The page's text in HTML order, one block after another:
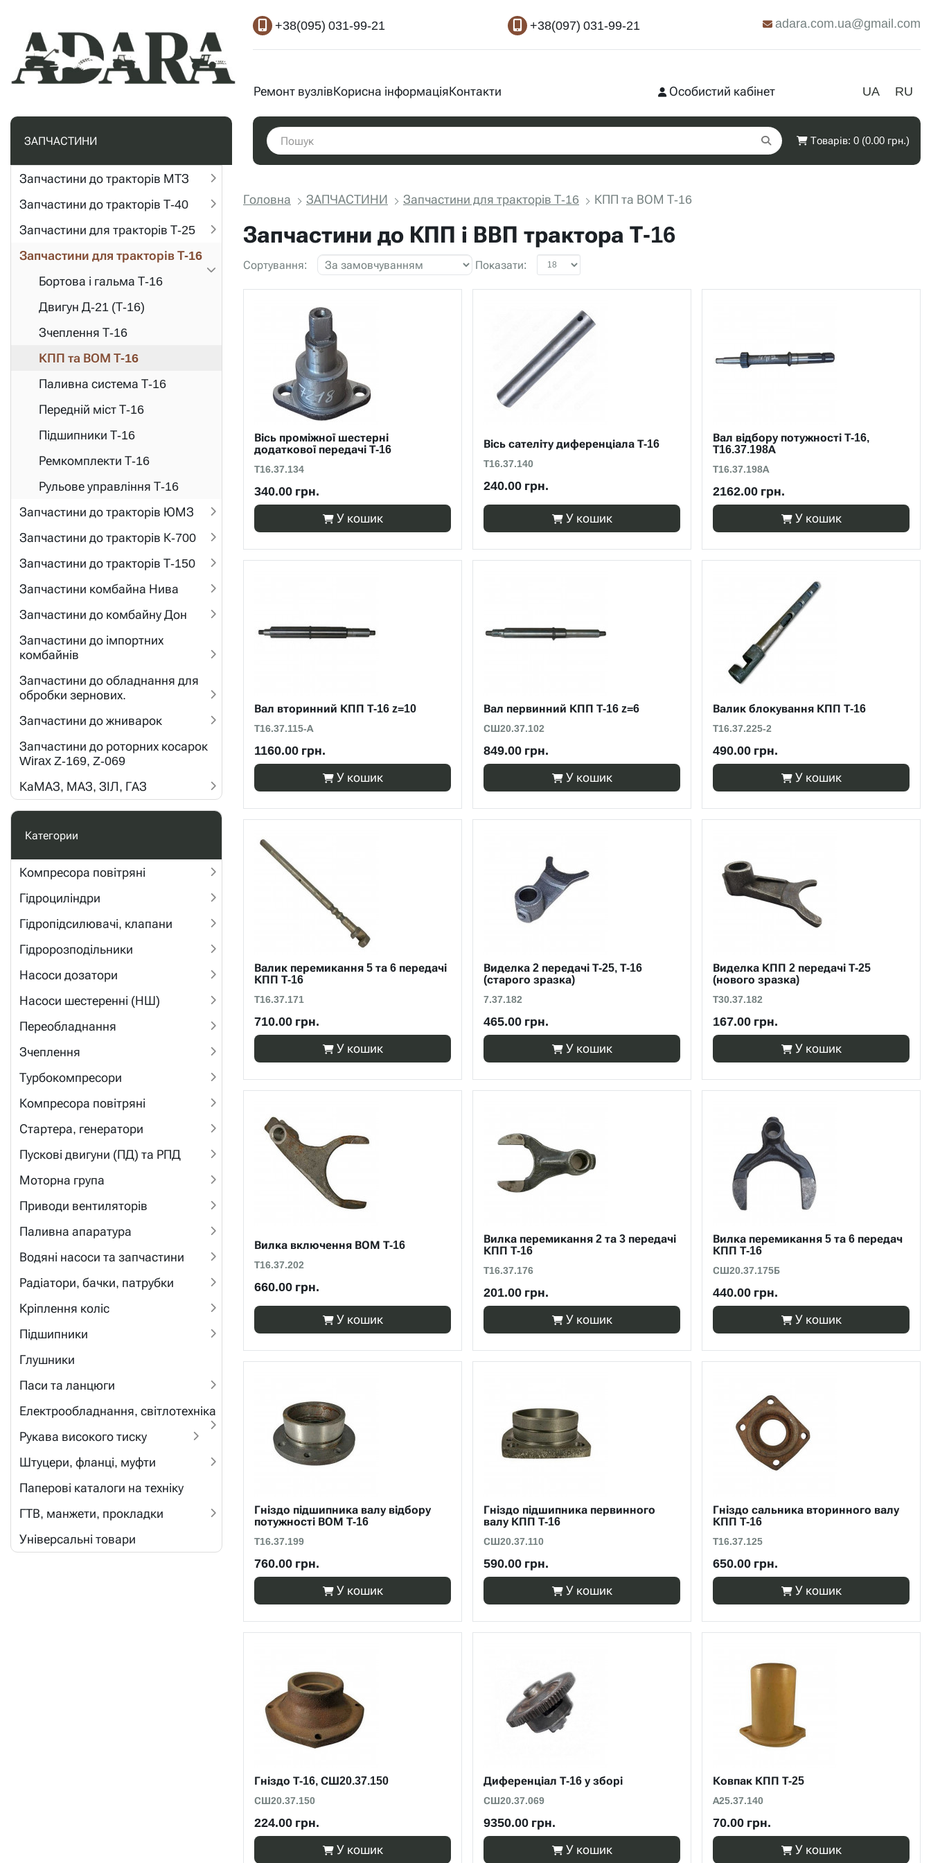
+38(095) 031-99-21 +38(097) 031-99-21 adara.com.ua@gmail.com
Ремонт вузлівКорисна інформаціяКонтакти UA RU
Особистий кабінет
ЗАПЧАСТИНИ Товарів: 0 (0.00 грн.)
Запчастини до тракторів МТЗ
Запчастини до тракторів Т-40
Запчастини для тракторів Т-25
Запчастини для тракторів Т-16
Бортова і гальма Т-16
Двигун Д-21 (Т-16)
Зчеплення Т-16
КПП та ВОМ Т-16
Паливна система Т-16
Передній міст Т-16
Підшипники Т-16
Ремкомплекти Т-16
Рульове управління Т-16
Запчастини до тракторів ЮМЗ
Запчастини до тракторів К-700
Запчастини до тракторів Т-150
Запчастини комбайна Нива
Запчастини до комбайну Дон
Запчастини до імпортних
комбайнів
Запчастини до обладнання для
обробки зернових.
Запчастини до жниварок
Запчастини до роторних косарок
Wirax Z-169, Z-069
КаМАЗ, МАЗ, ЗІЛ, ГАЗ
Категории
Компресора повітряні
Гідроциліндри
Гідропідсилювачі, клапани
Гідророзподільники
Насоси дозатори
Насоси шестеренні (НШ)
Переобладнання
Зчеплення
Турбокомпресори
Компресора повітряні
Стартера, генератори
Пускові двигуни (ПД) та РПД
Моторна група
Приводи вентиляторів
Паливна апаратура
Водяні насоси та запчастини
Радіатори, бачки, патрубки
Кріплення коліс
Підшипники
Глушники
Паси та ланцюги
Електрообладнання, світлотехніка
Рукава високого тиску
Штуцери, фланці, муфти
Паперові каталоги на техніку
ГТВ, манжети, прокладки
Універсальні товари
Головна ЗАПЧАСТИНИ Запчастини для тракторів Т-16 КПП та ВОМ Т-16
Запчастини до КПП і ВВП трактора Т-16
Сортування: Показати:
Вісь проміжної шестерні
додаткової передачі Т-16
Т16.37.134
340.00 грн.
У кошик
Вісь сателіту диференціала Т-16
Т16.37.140
240.00 грн.
У кошик
Вал відбору потужності Т-16,
Т16.37.198А
Т16.37.198А
2162.00 грн.
У кошик
Вал вторинний КПП Т-16 z=10
Т16.37.115-А
1160.00 грн.
У кошик
Вал первинний КПП Т-16 z=6
СШ20.37.102
849.00 грн.
У кошик
Валик блокування КПП Т-16
Т16.37.225-2
490.00 грн.
У кошик
Валик перемикання 5 та 6 передачі
КПП Т-16
Т16.37.171
710.00 грн.
У кошик
Виделка 2 передачі Т-25, Т-16
(старого зразка)
7.37.182
465.00 грн.
У кошик
Виделка КПП 2 передачі Т-25
(нового зразка)
Т30.37.182
167.00 грн.
У кошик
Вилка включення ВОМ Т-16
Т16.37.202
660.00 грн.
У кошик
Вилка перемикання 2 та 3 передачі
КПП Т-16
Т16.37.176
201.00 грн.
У кошик
Вилка перемикання 5 та 6 передач
КПП Т-16
СШ20.37.175Б
440.00 грн.
У кошик
Гніздо підшипника валу відбору
потужності ВОМ Т-16
Т16.37.199
760.00 грн.
У кошик
Гніздо підшипника первинного
валу КПП Т-16
СШ20.37.110
590.00 грн.
У кошик
Гніздо сальника вторинного валу
КПП Т-16
Т16.37.125
650.00 грн.
У кошик
Гніздо Т-16, СШ20.37.150
СШ20.37.150
224.00 грн.
У кошик
Диференціал Т-16 у зборі
СШ20.37.069
9350.00 грн.
У кошик
Ковпак КПП Т-25
А25.37.140
70.00 грн.
У кошик